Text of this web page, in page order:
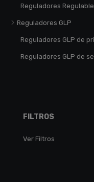
Reguladores
Reguladores GLP
Reguladores GLP de
Reguladores GLP de
FILTROS
Ver Filtros